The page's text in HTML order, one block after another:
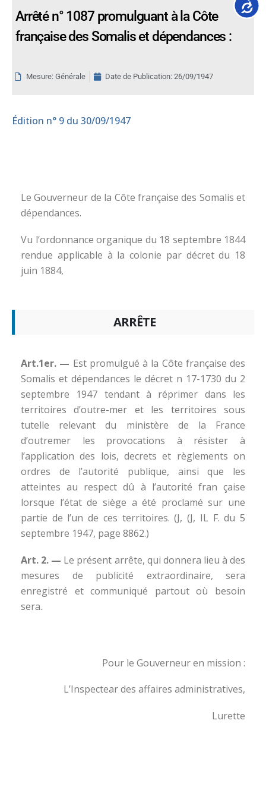
Arrêté n° 1087 promulguant à la Côte
française des Somalis et dépendances :
Mesure: Générale Date de Publication: 26/09/1947
Édition n° 9 du 30/09/1947
Le Gouverneur de la Côte française des Somalis et
dépendances.
Vu l‘ordonnance organique du 18 septembre 1844
rendue applicable à la colonie par décret du 18
juin 1884,
ARRÊTE
Art.1er. — Est promulgué à la Côte française des
Somalis et dépendances le décret n 17-1730 du 2
septembre 1947 tendant à réprimer dans les
territoires d’outre-mer et les territoires sous
tutelle relevant du ministère de la France
d’outremer les provocations à résister à
l’application des lois, decrets et règlements on
ordres de l’autorité publique, ainsi que les
atteintes au respect dû à l’autorité fran çaise
lorsque l’état de siège a été proclamé sur une
partie de l’un de ces territoires. (J, (J, IL F. du 5
septembre 1947, page 8862.)
Art. 2. — Le présent arrête, qui donnera lieu à des
mesures de publicité extraordinaire, sera
enregistré et communiqué partout où besoin
sera.
Pour le Gouverneur en mission :
L’Inspectear des affaires administratives,
Lurette